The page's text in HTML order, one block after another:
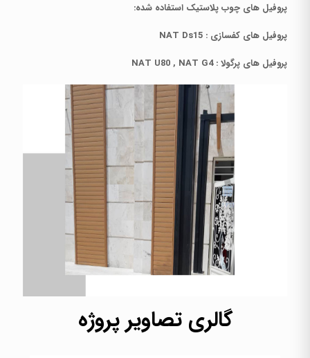
پروفیل های چوب پلاستیک استفاده شده:
پروفیل های کفسازی : NAT Ds15
پروفیل های پرگولا : NAT U80 , NAT G4
گالری تصاویر پروژه